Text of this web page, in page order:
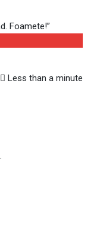
Less than a minute